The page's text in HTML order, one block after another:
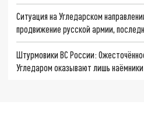
Ситуация на Угледарском
продвижение русской армии,
Штурмовики ВС России:
Угледаром оказывают лишь наёмники